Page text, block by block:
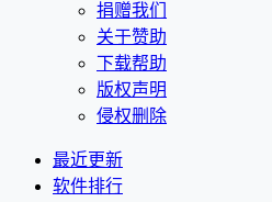
捐赠我们
关于赞助
下载帮助
版权声明
侵权删除
最近更新
软件排行